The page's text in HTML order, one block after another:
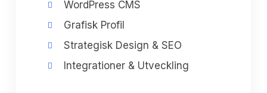
WordPress CMS
Grafisk Profil
Strategisk Design & SEO
Integrationer & Utveckling